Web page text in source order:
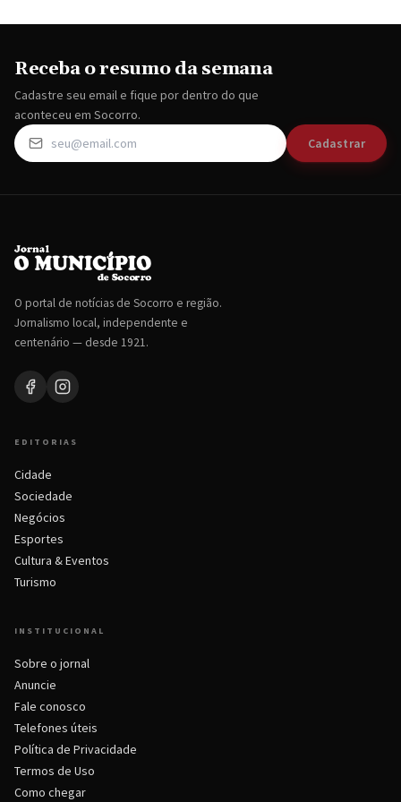
Receba o resumo da semana
Cadastre seu email e fique por dentro do que
aconteceu em Socorro.
Cadastrar
O portal de notícias de Socorro e região.
Jornalismo local, independente e
centenário — desde 1921.
EDITORIAS
Cidade
Sociedade
Negócios
Esportes
Cultura & Eventos
Turismo
INSTITUCIONAL
Sobre o jornal
Anuncie
Fale conosco
Telefones úteis
Política de Privacidade
Termos de Uso
Como chegar